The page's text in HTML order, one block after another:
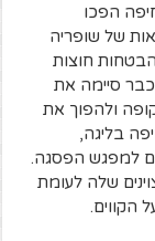
הפכו
של שופריה
חוצות
כבר סיימה את
ולהפוך את
בליגה,
למפגש הפסגה.
שלה לעומת
הקווים.